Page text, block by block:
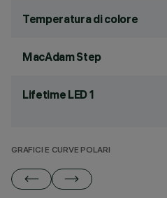
Temperatura di colore
MacAdam Step
Lifetime LED 1
GRAFICI E CURVE POLARI